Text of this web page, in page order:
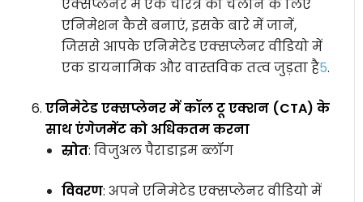
एक्सप्लेनर में एक चरित्र को चलाने के लिए
एनिमेशन कैसे बनाएं, इसके बारे में जानें,
जिससे आपके एनिमेटेड एक्सप्लेनर वीडियो में
एक डायनामिक और वास्तविक तत्व जुड़ता है5.
एनिमेटेड एक्सप्लेनर में कॉल टू एक्शन (CTA) के
साथ एंगेजमेंट को अधिकतम करना
स्रोत: विजुअल पैराडाइम ब्लॉग
विवरण: अपने एनिमेटेड एक्सप्लेनर वीडियो में